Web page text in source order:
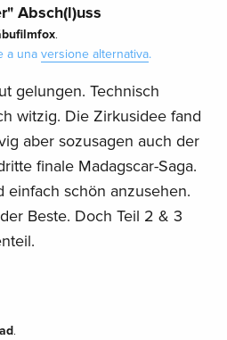
Absch(l)uss
.
a una versione alternativa.
gelungen. Technisch
witzig. Die Zirkusidee fand
aber sozusagen auch der
finale Madagscar-Saga.
schön anzusehen.
Beste. Doch Teil 2 & 3
.